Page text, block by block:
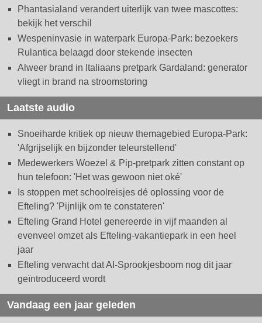
Phantasialand verandert uiterlijk van twee mascottes:
bekijk het verschil
Wespeninvasie in waterpark Europa-Park: bezoekers
Rulantica belaagd door stekende insecten
Alweer brand in Italiaans pretpark Gardaland: generator
vliegt in brand na stroomstoring
Laatste audio
Snoeiharde kritiek op nieuw themagebied Europa-Park:
'Afgrijselijk en bijzonder teleurstellend'
Medewerkers Woezel & Pip-pretpark zitten constant op
hun telefoon: 'Het was gewoon niet oké'
Is stoppen met schoolreisjes dé oplossing voor de
Efteling? 'Pijnlijk om te constateren'
Efteling Grand Hotel genereerde in vijf maanden al
evenveel omzet als Efteling-vakantiepark in een heel
jaar
Efteling verwacht dat AI-Sprookjesboom nog dit jaar
geïntroduceerd wordt
Vandaag een jaar geleden